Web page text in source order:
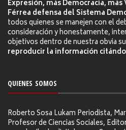
Expresión, más Democracia,
Férrea defensa del Sistema
todos quienes se manejen con el
consideración y honestamente,
objetivos dentro de nuestra obvia
reproducir la información
QUIENES SOMOS
Roberto Sosa Lukam Periodista,
Profesor de Ciencias Sociales,